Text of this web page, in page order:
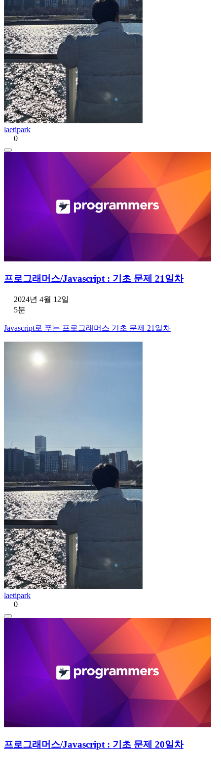
laetipark
0
프로그래머스/Javascript : 기초 문제 21일차
2024년 4월 12일
5분
Javascript로 푸는 프로그래머스 기초 문제 21일차
laetipark
0
프로그래머스/Javascript : 기초 문제 20일차